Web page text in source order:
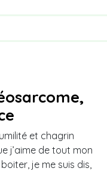
et chagrin
j’aime de tout mon
je me suis dis,